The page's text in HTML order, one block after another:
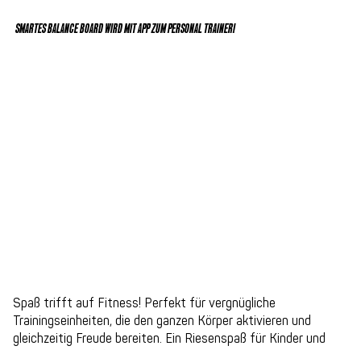
SMARTES BALANCE BOARD WIRD MIT APP ZUM PERSONAL TRAINER!
Spaß trifft auf Fitness! Perfekt für vergnügliche
Trainingseinheiten, die den ganzen Körper aktivieren und
gleichzeitig Freude bereiten. Ein Riesenspaß für Kinder und